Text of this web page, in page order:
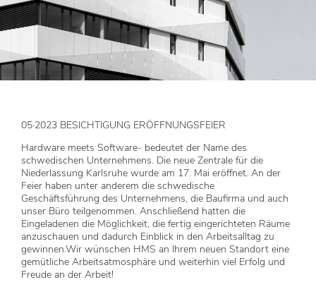
05·2023 BESICHTIGUNG ERÖFFNUNGSFEIER
Hardware meets Software- bedeutet der Name des
schwedischen Unternehmens. Die neue Zentrale für die
Niederlassung Karlsruhe wurde am 17. Mai eröffnet. An der
Feier haben unter anderem die schwedische
Geschäftsführung des Unternehmens, die Baufirma und auch
unser Büro teilgenommen. Anschließend hatten die
Eingeladenen die Möglichkeit, die fertig eingerichteten Räume
anzuschauen und dadurch Einblick in den Arbeitsalltag zu
gewinnen.Wir wünschen HMS an Ihrem neuen Standort eine
gemütliche Arbeitsatmosphäre und weiterhin viel Erfolg und
Freude an der Arbeit!